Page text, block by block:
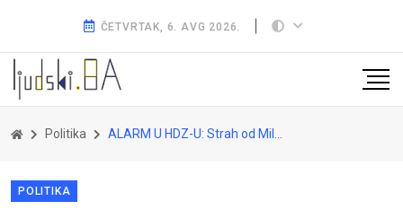
ČETVRTAK, 6. AVG 2026.
Politika ALARM U HDZ-U: Strah od Miletićeve kandidature za člana Predsjedništva BiH
POLITIKA